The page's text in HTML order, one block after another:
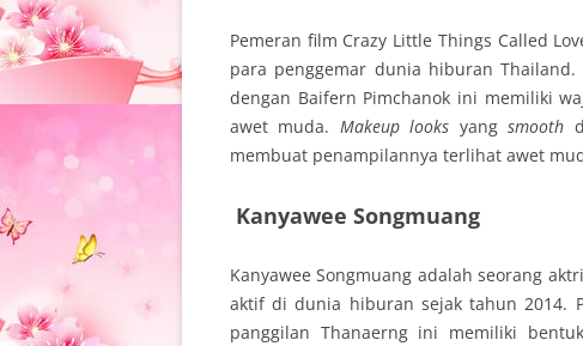
Pemeran film Crazy Little Things Called
para penggemar dunia hiburan
dengan Baifern Pimchanok ini memiliki
awet muda. Makeup looks yangsmooth
membuat penampilannya terlihat awet
Kanyawee Songmuang
Kanyawee Songmuang adalah seorang
aktif di dunia hiburan sejak tahun 2014.
panggilan Thanaerng ini memiliki